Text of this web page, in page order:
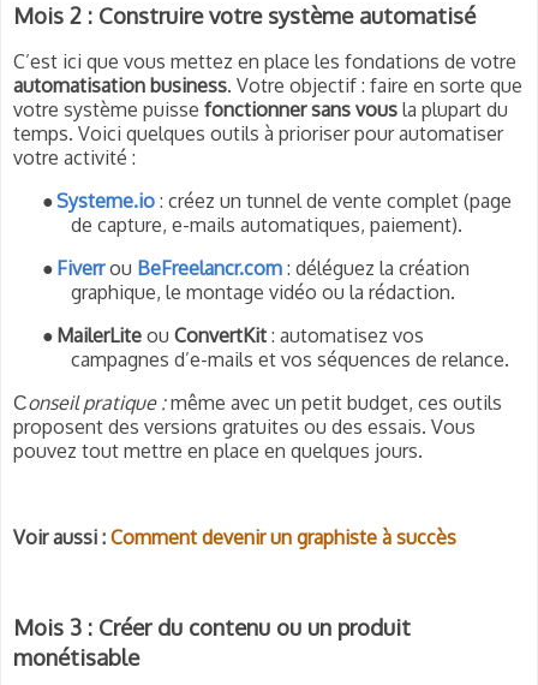
Mois 2 : Construire votre système automatisé
C’est ici que vous mettez en place les fondations de votre
automatisation business. Votre objectif : faire en sorte que
votre système puisse fonctionner sans vous la plupart du
temps. Voici quelques outils à prioriser pour automatiser
votre activité :
●Systeme.io : créez un tunnel de vente complet (page
de capture, e-mails automatiques, paiement).
● Fiverr ou BeFreelancr.com : déléguez la création
graphique, le montage vidéo ou la rédaction.
● MailerLite ou ConvertKit : automatisez vos
campagnes d’e-mails et vos séquences de relance.
Conseil pratique :même avec un petit budget, ces outils
proposent des versions gratuites ou des essais. Vous
pouvez tout mettre en place en quelques jours.
Voir aussi : Comment devenir un graphiste à succès
Mois 3 : Créer du contenu ou un produit
monétisable